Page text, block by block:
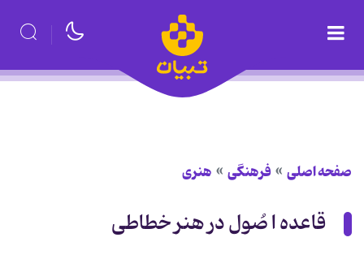
صفحه اصلی فرهنگی هنری
قاعده ا صُول در هنر خطاطی